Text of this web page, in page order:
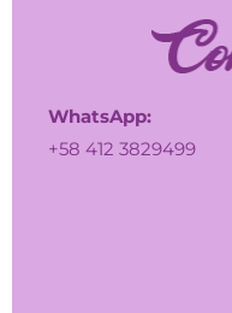
WhatsApp:
+58 412 3829499